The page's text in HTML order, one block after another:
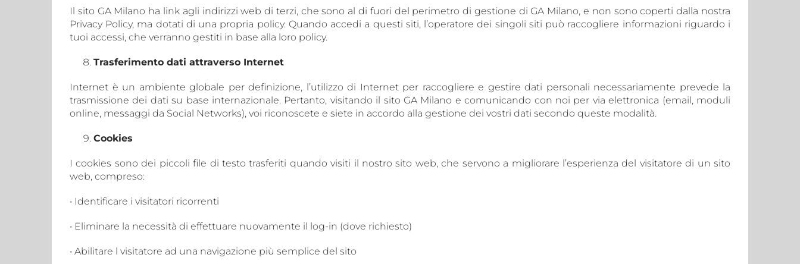
Il sito GA Milano ha link agli indirizzi web di terzi, che sono al di fuori del perimetro di gestione di GA Milano, e non sono coperti dalla nostra
Privacy Policy, ma dotati di una propria policy. Quando accedi a questi siti, l’operatore dei singoli siti può raccogliere informazioni riguardo i
tuoi accessi, che verranno gestiti in base alla loro policy.
Trasferimento dati attraverso Internet
Internet è un ambiente globale per definizione, l’utilizzo di Internet per raccogliere e gestire dati personali necessariamente prevede la
trasmissione dei dati su base internazionale. Pertanto, visitando il sito GA Milano e comunicando con noi per via elettronica (email, moduli
online, messaggi da Social Networks), voi riconoscete e siete in accordo alla gestione dei vostri dati secondo queste modalità.
Cookies
I cookies sono dei piccoli file di testo trasferiti quando visiti il nostro sito web, che servono a migliorare l’esperienza del visitatore di un sito
web, compreso:
• Identificare i visitatori ricorrenti
• Eliminare la necessità di effettuare nuovamente il log-in (dove richiesto)
• Abilitare l visitatore ad una navigazione più semplice del sito